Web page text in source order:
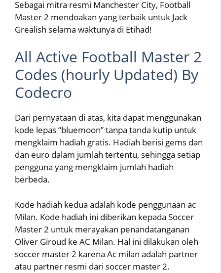
Sebagai mitra resmi Manchester City, Football
Master 2 mendoakan yang terbaik untuk Jack
Grealish selama waktunya di Etihad!
All Active Football Master 2
Codes (hourly Updated) By
Codecro
Dari pernyataan di atas, kita dapat menggunakan
kode lepas “bluemoon” tanpa tanda kutip untuk
mengklaim hadiah gratis. Hadiah berisi gems dan
dan euro dalam jumlah tertentu, sehingga setiap
pengguna yang mengklaim jumlah hadiah
berbeda.
Kode hadiah kedua adalah kode penggunaan ac
Milan. Kode hadiah ini diberikan kepada Soccer
Master 2 untuk merayakan penandatanganan
Oliver Giroud ke AC Milan. Hal ini dilakukan oleh
soccer master 2 karena Ac milan adalah partner
atau partner resmi dari soccer master 2.